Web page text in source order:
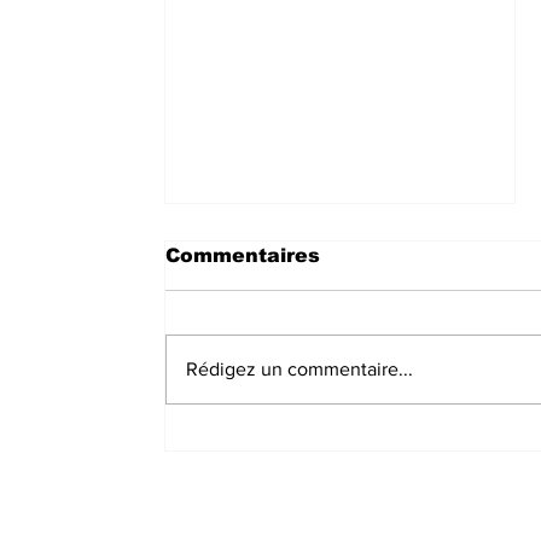
Commentaires
Rédigez un commentaire...